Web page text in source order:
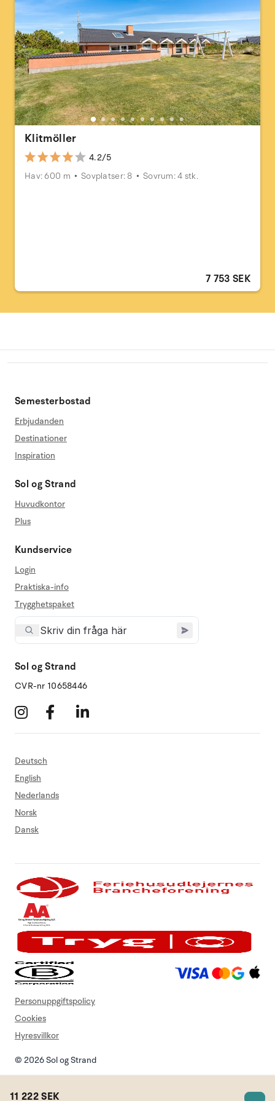
11 222 SEK
Klitmöller
4.2/5
Hav: 600 m
Sovplatser: 8 Sovrum: 4 stk.
7 753 SEK
Semesterbostad
Erbjudanden
Destinationer
Inspiration
Sol og Strand
Huvudkontor
Plus
Kundservice
Login
Praktiska-info
Trygghetspaket
Sol og Strand
CVR-nr 10658446
Deutsch
English
Nederlands
Norsk
Dansk
© 2026 Sol og Strand
Personuppgiftspolicy
Cookies
Hyresvillkor